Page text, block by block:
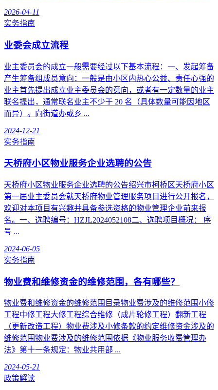
2026-04-11
实务指南
业委会成立流程
业主委员会的成立一般需要经过以下基本流程：一、发起筹备
产生筹备组成员意向：一般是由小区内热心公益、责任心强的
业主首先提出成立业主委员会的意向，或者有一定数量的业主
联名提出，通常联名业主不少于 20 名（具体数量可能因地区
而异）。向街道办或乡 ...
2024-12-21
实务指南
天桥府小区物业服务企业选聘的公告
天桥府小区物业服务企业选聘的公告绍兴市柯桥区天桥府小区
第一届业主委员会就天桥府物业管理服务项目进行公开报名，
欢迎对本项目有兴趣并具备参选资格的物业管理企业前来报
名。一、选聘编号：HZJL2024052108二、选聘项目概况： 序
号 ...
2024-06-05
实务指南
物业费和维修资金的维修范围，各有哪些？
物业费和维修资金的维修范围目录物业费涉及的维修范围小修
工程中修工程大修工程综合维修（成片轮修工程）翻新工程
（更新改造工程）物业费涉及小修条款的约定维修资金涉及的
维修范围物业费涉及的维修范围依据《物业服务收费管理办
法》第十一条规定：物业共用部 ...
2024-05-21
政策解读